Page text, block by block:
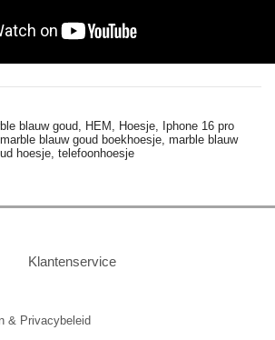
blauw goud, HEM, Hoesje, Iphone 16 pro
blauw goud boekhoesje, marble blauw
hoesje, telefoonhoesje
Klantenservice
& Privacybeleid